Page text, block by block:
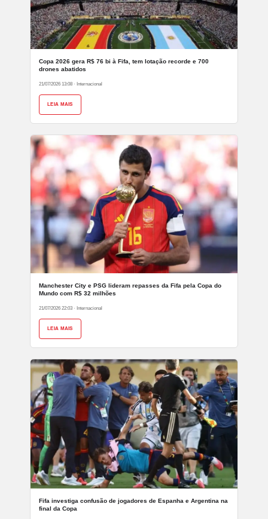
Copa 2026 gera R$ 76 bi à Fifa, tem lotação recorde e 700
drones abatidos
21/07/2026 13:08 · Internacional
LEIA MAIS
Manchester City e PSG lideram repasses da Fifa pela Copa do
Mundo com R$ 32 milhões
21/07/2026 22:03 · Internacional
LEIA MAIS
Fifa investiga confusão de jogadores de Espanha e Argentina na
final da Copa